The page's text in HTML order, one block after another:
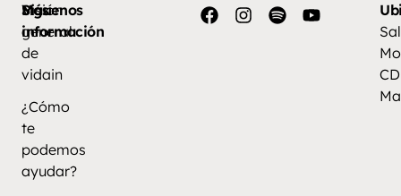
Más
información
Visión
general
de
vidain
¿Cómo
te
podemos
ayudar?
Síguenos